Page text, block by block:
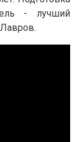
- лучший